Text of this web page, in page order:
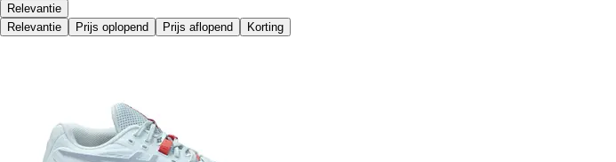
Relevantie
Relevantie
Prijs oplopend Prijs aflopend Korting